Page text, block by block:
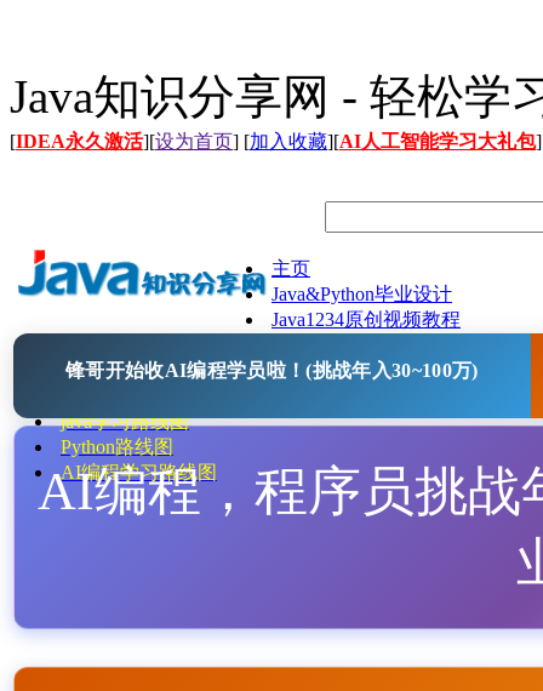
Java知识分享网 - 轻松学
[IDEA永久激活][设为首页] [加入收藏][AI人工智能学习大礼包]
主页
Java&Python毕业设计
Java1234原创视频教程
Java开源项目
java学习路线图
Python路线图
AI编程学习路线图
锋哥开始收AI编程学员啦！(挑战年入30~100万)
AI编程，程序员挑战